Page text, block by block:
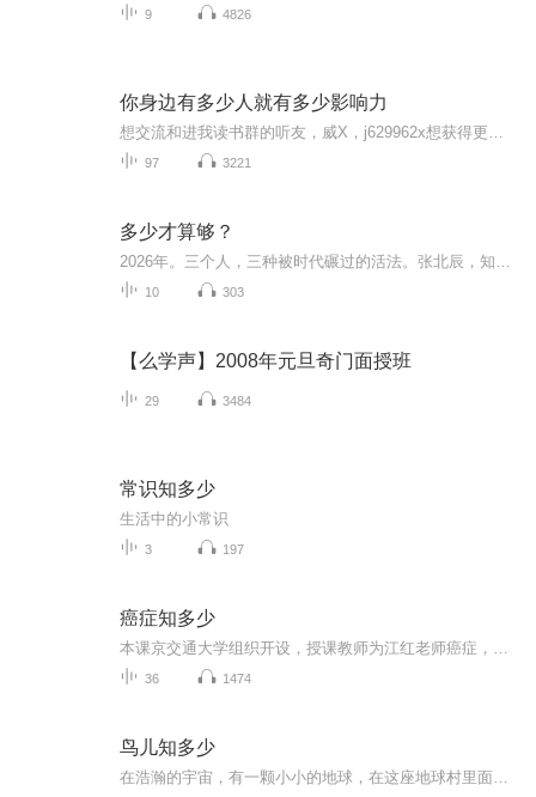
9 4826
你身边有多少人就有多少影响力
97 3221
多少才算够？
10 303
【么学声】2008年元旦奇门面授班
29 3484
常识知多少
生活中的小常识
3 197
癌症知多少
36 1474
鸟儿知多少